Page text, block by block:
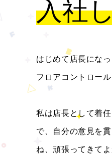
入社
はじめて店長にな
フロアコントロー
私は店長として着
で、自分の意見を
ね、頑張ってきて